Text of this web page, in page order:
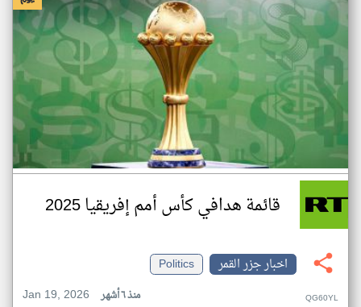
قائمة هدافي كأس أمم إفريقيا 2025
اخبار جزر القمر
Politics
Jan 19, 2026
منذ ٦ أشهر QG60YL